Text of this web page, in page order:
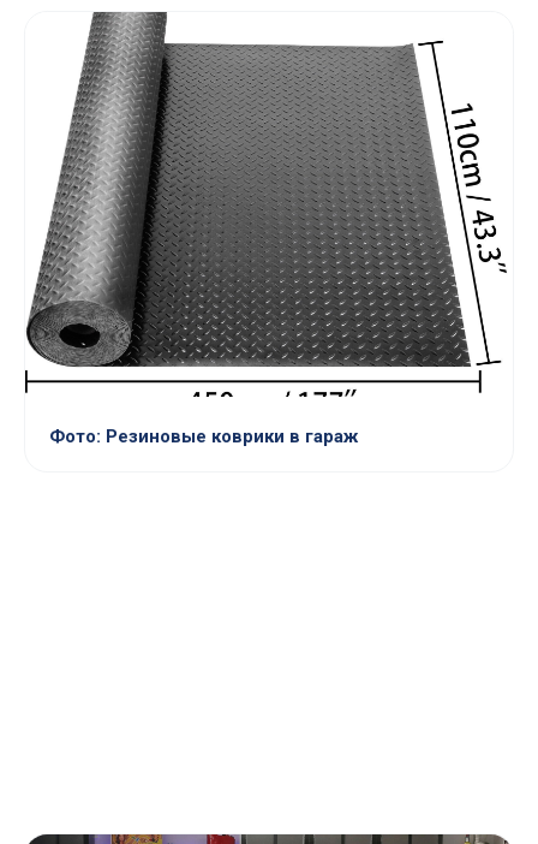
Фото: Резиновые коврики в гараж